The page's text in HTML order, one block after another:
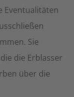
Eventualitäten
Sie
die Erblasser
über die